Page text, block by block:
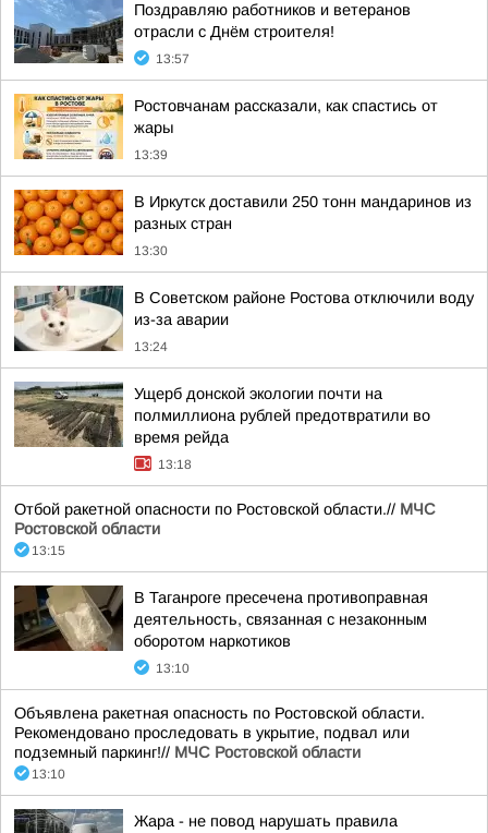
Поздравляю работников и ветеранов
отрасли с Днём строителя!
13:57
Ростовчанам рассказали, как спастись от
жары
13:39
В Иркутск доставили 250 тонн мандаринов из
разных стран
13:30
В Советском районе Ростова отключили воду
из-за аварии
13:24
Ущерб донской экологии почти на
полмиллиона рублей предотвратили во
время рейда
13:18
Отбой ракетной опасности по Ростовской области.// МЧС
Ростовской области
13:15
В Таганроге пресечена противоправная
деятельность, связанная с незаконным
оборотом наркотиков
13:10
Объявлена ракетная опасность по Ростовской области.
Рекомендовано проследовать в укрытие, подвал или
подземный паркинг!// МЧС Ростовской области
13:10
Жара - не повод нарушать правила